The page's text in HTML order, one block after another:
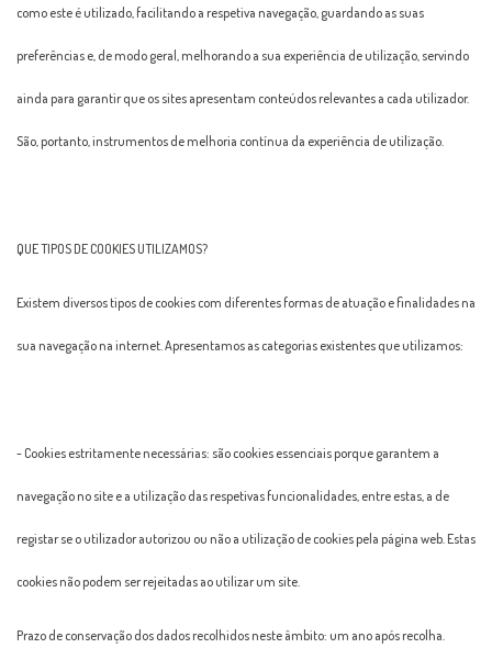
como este é utilizado, facilitando a respetiva navegação, guardando as suas
preferências e, de modo geral, melhorando a sua experiência de utilização, servindo
ainda para garantir que os sites apresentam conteúdos relevantes a cada utilizador.
São, portanto, instrumentos de melhoria contínua da experiência de utilização.
QUE TIPOS DE COOKIES UTILIZAMOS?
Existem diversos tipos de cookies com diferentes formas de atuação e finalidades na
sua navegação na internet. Apresentamos as categorias existentes que utilizamos:
- Cookies estritamente necessárias: são cookies essenciais porque garantem a
navegação no site e a utilização das respetivas funcionalidades, entre estas, a de
registar se o utilizador autorizou ou não a utilização de cookies pela página web. Estas
cookies não podem ser rejeitadas ao utilizar um site.
Prazo de conservação dos dados recolhidos neste âmbito: um ano após recolha.